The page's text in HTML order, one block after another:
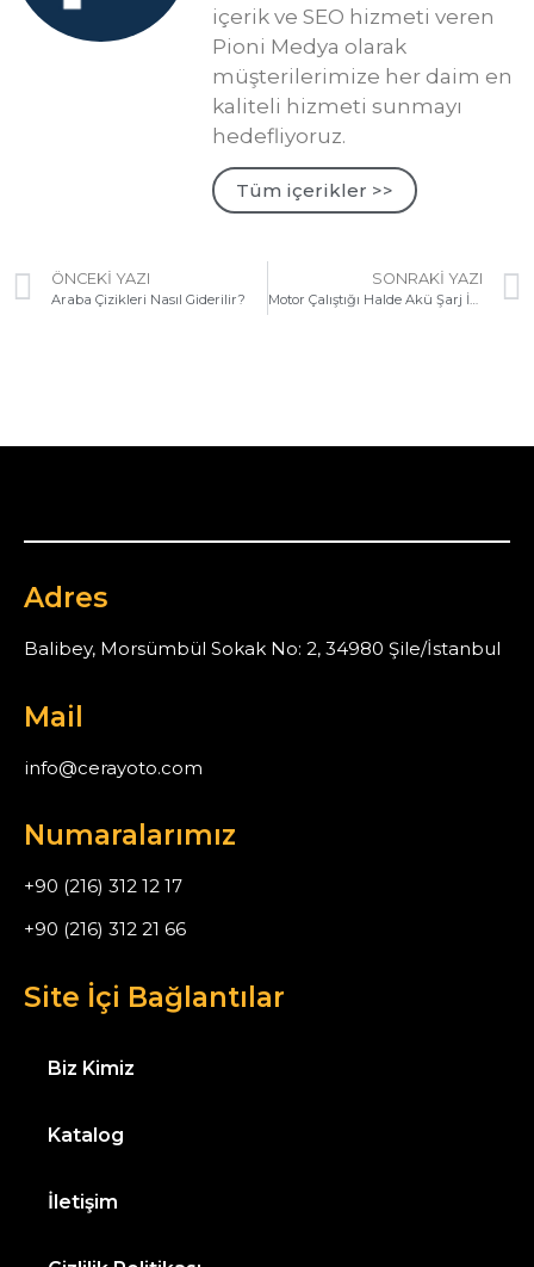
içerik ve SEO hizmeti veren
Pioni Medya olarak
müşterilerimize her daim en
kaliteli hizmeti sunmayı
hedefliyoruz.
Tüm içerikler >>
ÖNCEKI YAZI
Araba Çizikleri Nasıl Giderilir?
SONRAKI YAZI
Motor Çalıştığı Halde Akü Şarj İkaz Işığı Yanıyorsa Sebebi Nedir?
Adres
Balibey, Morsümbül Sokak No: 2, 34980 Şile/İstanbul
Mail
info@cerayoto.com
Numaralarımız
+90 (216) 312 12 17
+90 (216) 312 21 66
Site İçi Bağlantılar
Biz Kimiz
Katalog
İletişim